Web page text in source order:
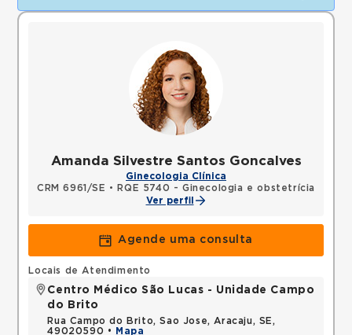
Amanda Silvestre Santos Goncalves
Ginecologia Clínica
CRM 6961/SE •
RQE 5740 - Ginecologia e obstetrícia
Ver perfil
Agende uma consulta
Locais de Atendimento
Centro Médico São Lucas - Unidade Campo
do Brito
Rua Campo do Brito, Sao Jose, Aracaju, SE,
49020590 •
Mapa